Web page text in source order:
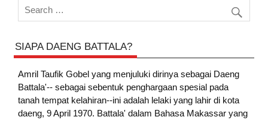
SIAPA DAENG BATTALA?
Amril Taufik Gobelyang menjuluki dirinya sebagai Daeng
Battala'-- sebagai sebentuk penghargaan spesial pada
tanah tempat kelahiran--ini adalah lelaki yang lahir di kota
daeng, 9 April 1970. Battala' dalam Bahasa Makassar yang